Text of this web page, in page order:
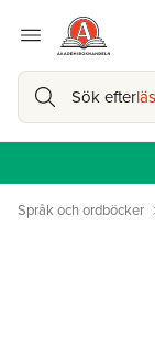
Sök efter
Språk och ordböcker